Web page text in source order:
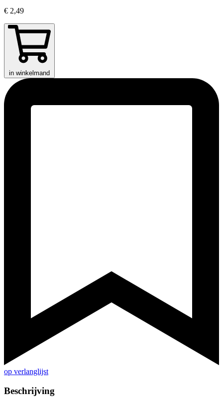
€ 2,49
in winkelmand
op verlanglijst
Beschrijving